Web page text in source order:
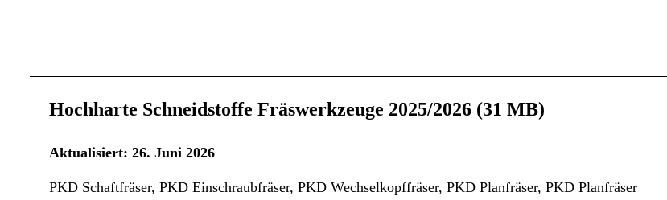
Hochharte Schneidstoffe Fräswerkzeuge 2025/2026 (31 MB)
Aktualisiert: 26. Juni 2026
PKD Schaftfräser, PKD Einschraubfräser, PKD Wechselkopffräser, PKD Planfräser, PKD Planfräser